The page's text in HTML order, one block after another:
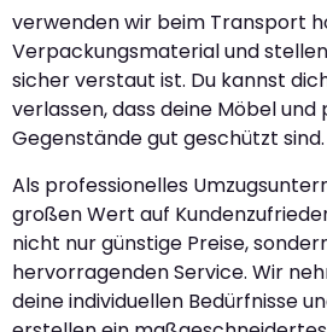
verwenden wir beim Transport
Verpackungsmaterial und
sicher verstaut ist. Du kannst
verlassen, dass deine Möbel
Gegenstände gut geschützt sind.
Als professionelles
großen Wert auf
nicht nur günstige Preise,
hervorragenden Service. Wir
deine individuellen Bedürfnisse